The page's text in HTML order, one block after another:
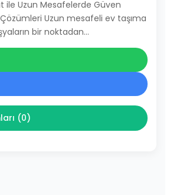
ile Uzun Mesafelerde Güven
Çözümleri Uzun mesafeli ev taşıma
bir noktadan…
(0)